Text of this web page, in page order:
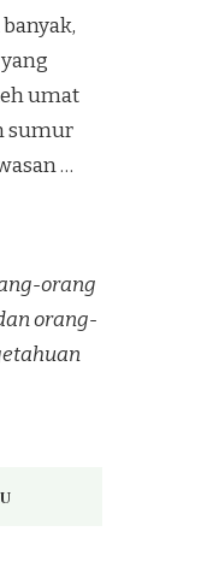
umat
sumur
…
orang
orang-